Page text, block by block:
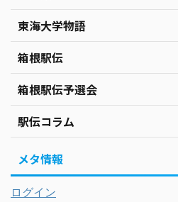
東海大学物語
箱根駅伝
箱根駅伝予選会
駅伝コラム
メタ情報
ログイン